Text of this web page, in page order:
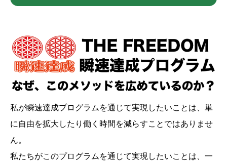
私が瞬速達成プログラムを通じて実現したいことは、単
に自由を拡大したり働く時間を減らすことではありませ
ん。
私たちがこのプログラムを通じて実現したいことは、一